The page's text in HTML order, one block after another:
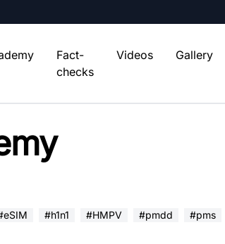
Fact-
checks
Videos Gallery
#h1n1 #HMPV #pmdd #pms